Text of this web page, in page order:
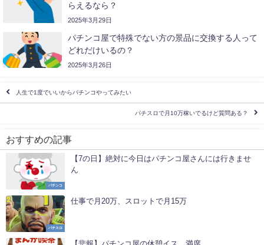
らえるなら？
2025年3月29日
パチンコ屋で特殊でない方の景品に交換する人って
どれだけいるの？
2025年3月26日
人生で1度でいいからパチンコやってみたい
パチスロで月10万稼いでるけど質問ある？
おすすめの記事
パチンコ
【7の日】絶対に今日はパチンコ屋さんには行きませ
ん
パチスロ
仕事で月20万、スロットで月15万
【悲報】パチンコ屋の休憩イス、満席